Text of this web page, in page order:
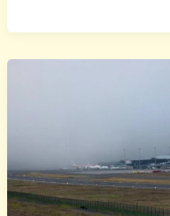
Iberii